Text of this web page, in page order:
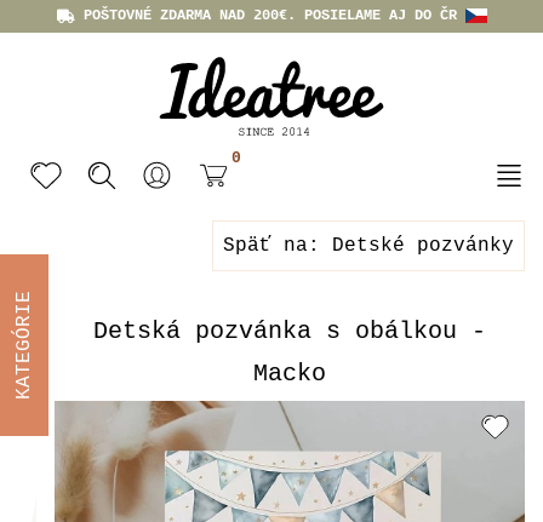
POŠTOVNÉ ZDARMA NAD 200€. POSIELAME AJ DO ČR
0
Späť na: Detské pozvánky
Detská pozvánka s obálkou -
Macko
KATEGÓRIE